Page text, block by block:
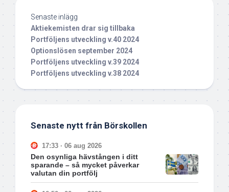
Senaste inlägg
Aktiekemisten drar sig tillbaka
Portföljens utveckling v.40 2024
Optionslösen september 2024
Portföljens utveckling v.39 2024
Portföljens utveckling v.38 2024
Senaste nytt från Börskollen
17:33 · 06 aug 2026
Den osynliga hävstången i ditt
sparande – så mycket påverkar
valutan din portfölj